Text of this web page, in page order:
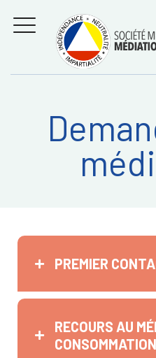
Régler les litiges
entre
consommateurs
professionnels
la médiation de la
consommation
MENU
Recherche
PREMIER
RECOURS AU
CONSOMMATION